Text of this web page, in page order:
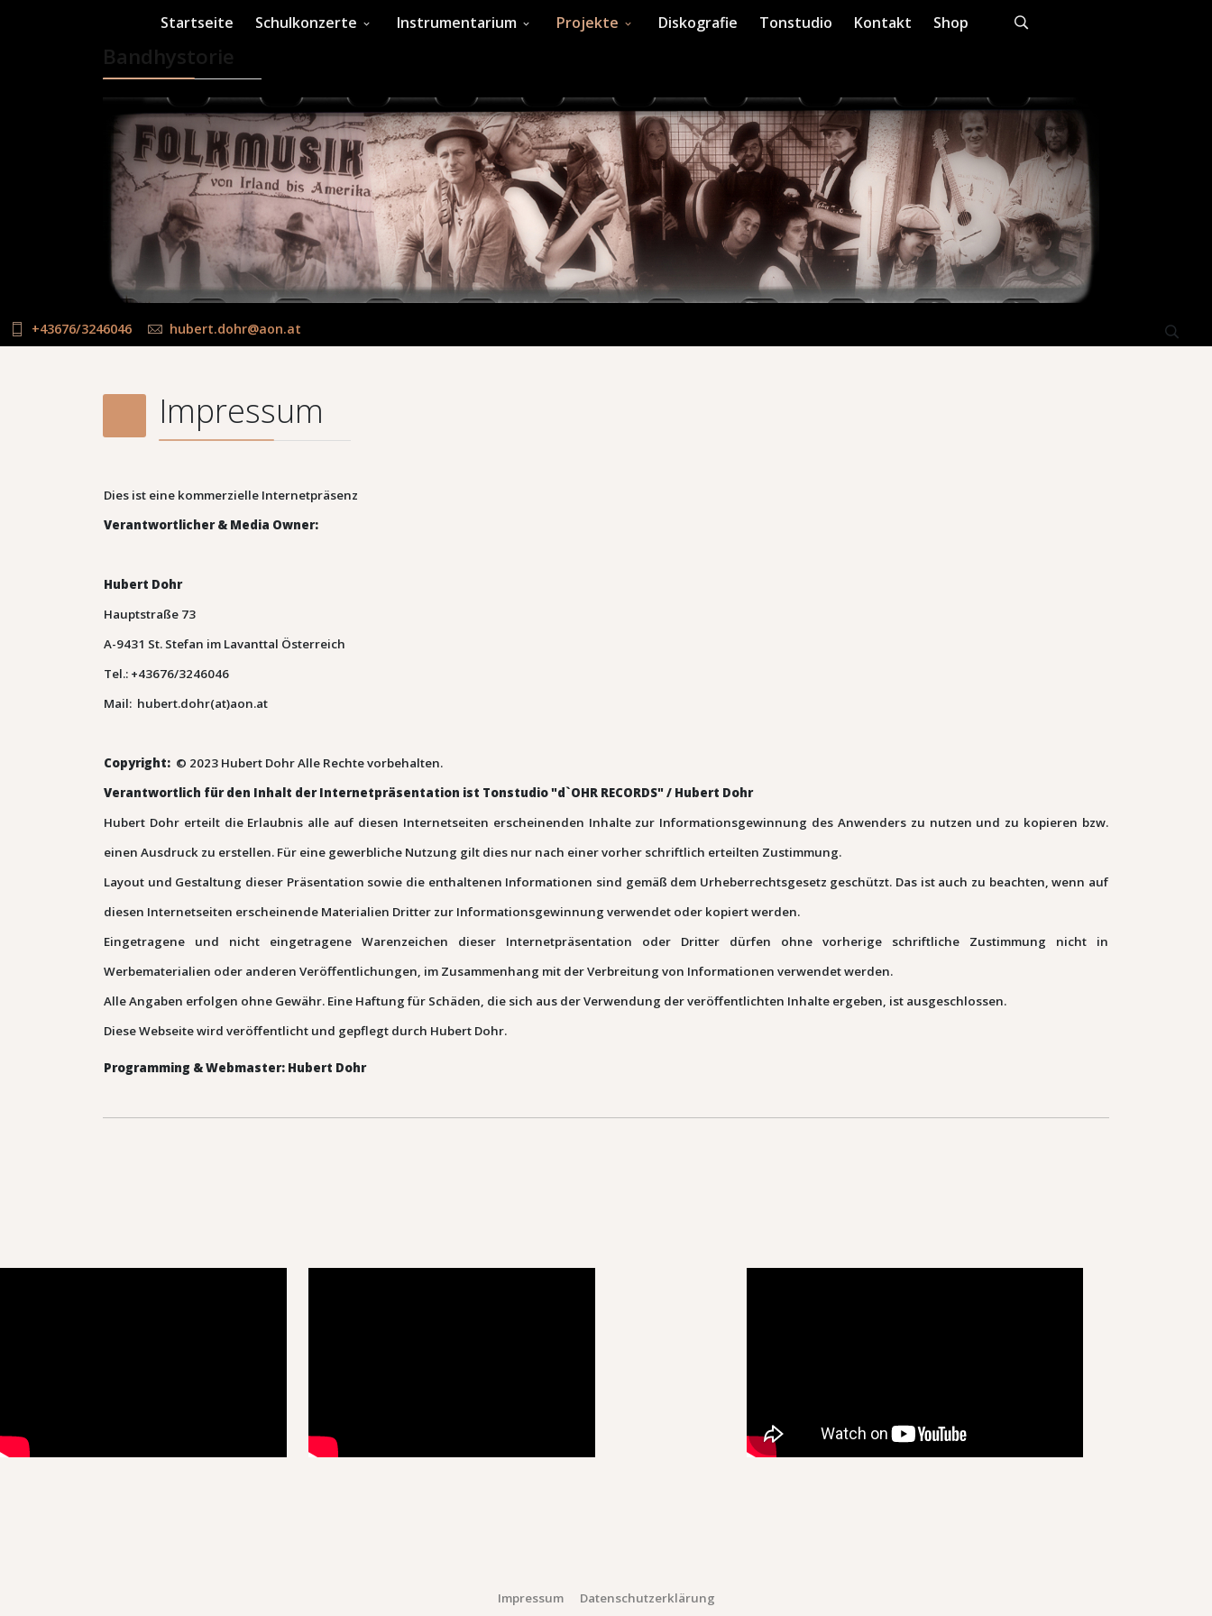
Startseite Schulkonzerte Instrumentarium Projekte Diskografie Tonstudio Kontakt Shop
Bandhystorie
+43676/3246046 hubert.dohr@aon.at
Impressum
Dies ist eine kommerzielle Internetpräsenz
Verantwortlicher & Media Owner:
Hubert Dohr
Hauptstraße 73
A-9431 St. Stefan im Lavanttal Österreich
Tel.: +43676/3246046
Mail: hubert.dohr(at)aon.at
Copyright: © 2023 Hubert Dohr Alle Rechte vorbehalten.
Verantwortlich für den Inhalt der Internetpräsentation ist Tonstudio "d`OHR RECORDS" / Hubert Dohr
Hubert Dohr erteilt die Erlaubnis alle auf diesen Internetseiten erscheinenden Inhalte zur Informationsgewinnung des Anwenders zu nutzen und zu kopieren bzw.
einen Ausdruck zu erstellen. Für eine gewerbliche Nutzung gilt dies nur nach einer vorher schriftlich erteilten Zustimmung.
Layout und Gestaltung dieser Präsentation sowie die enthaltenen Informationen sind gemäß dem Urheberrechtsgesetz geschützt. Das ist auch zu beachten, wenn auf
diesen Internetseiten erscheinende Materialien Dritter zur Informationsgewinnung verwendet oder kopiert werden.
Eingetragene und nicht eingetragene Warenzeichen dieser Internetpräsentation oder Dritter dürfen ohne vorherige schriftliche Zustimmung nicht in
Werbematerialien oder anderen Veröffentlichungen, im Zusammenhang mit der Verbreitung von Informationen verwendet werden.
Alle Angaben erfolgen ohne Gewähr. Eine Haftung für Schäden, die sich aus der Verwendung der veröffentlichten Inhalte ergeben, ist ausgeschlossen.
Diese Webseite wird veröffentlicht und gepflegt durch Hubert Dohr.
Programming & Webmaster: Hubert Dohr
Impressum
Datenschutzerklärung